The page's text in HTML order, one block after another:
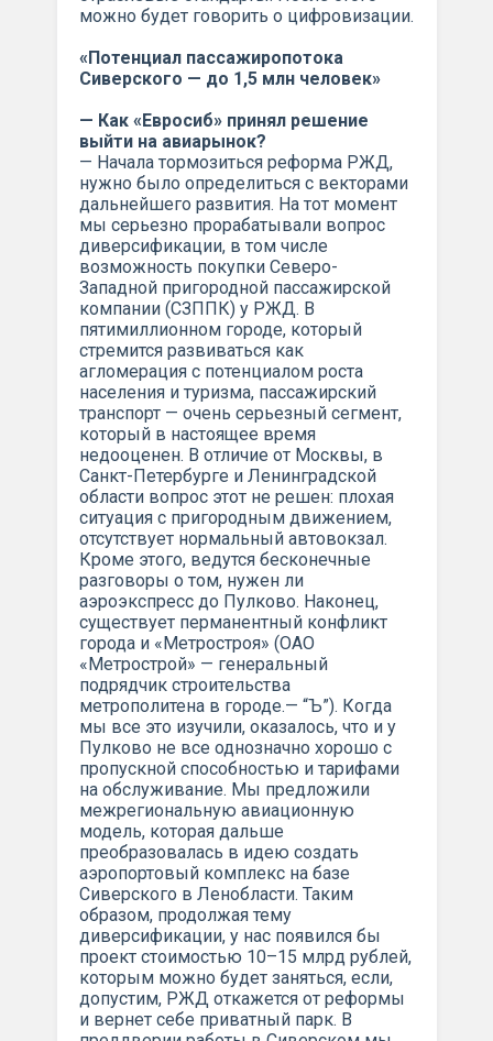
можно будет говорить о цифровизации.
«Потенциал пассажиропотока
Сиверского — до 1,5 млн человек»
— Как «Евросиб» принял решение
выйти на авиарынок?
— Начала тормозиться реформа РЖД,
нужно было определиться с векторами
дальнейшего развития. На тот момент
мы серьезно прорабатывали вопрос
диверсификации, в том числе
возможность покупки Северо-
Западной пригородной пассажирской
компании (СЗППК) у РЖД. В
пятимиллионном городе, который
стремится развиваться как
агломерация с потенциалом роста
населения и туризма, пассажирский
транспорт — очень серьезный сегмент,
который в настоящее время
недооценен. В отличие от Москвы, в
Санкт-Петербурге и Ленинградской
области вопрос этот не решен: плохая
ситуация с пригородным движением,
отсутствует нормальный автовокзал.
Кроме этого, ведутся бесконечные
разговоры о том, нужен ли
аэроэкспресс до Пулково. Наконец,
существует перманентный конфликт
города и «Метростроя» (ОАО
«Метрострой» — генеральный
подрядчик строительства
метрополитена в городе.— “Ъ”). Когда
мы все это изучили, оказалось, что и у
Пулково не все однозначно хорошо с
пропускной способностью и тарифами
на обслуживание. Мы предложили
межрегиональную авиационную
модель, которая дальше
преобразовалась в идею создать
аэропортовый комплекс на базе
Сиверского в Ленобласти. Таким
образом, продолжая тему
диверсификации, у нас появился бы
проект стоимостью 10–15 млрд рублей,
которым можно будет заняться, если,
допустим, РЖД откажется от реформы
и вернет себе приватный парк. В